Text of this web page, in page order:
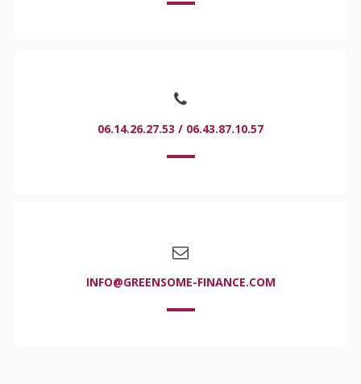
06.14.26.27.53 / 06.43.87.10.57
INFO@GREENSOME-FINANCE.COM